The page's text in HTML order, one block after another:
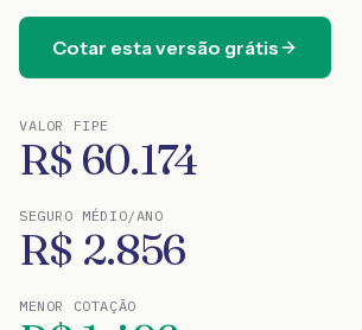
Cotar esta versão grátis
VALOR FIPE
R$ 60.174
SEGURO MÉDIO/ANO
R$ 2.856
MENOR COTAÇÃO